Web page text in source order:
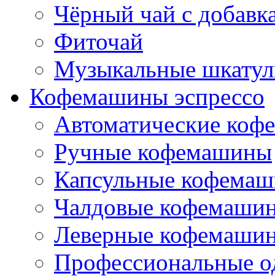
Чёрный чай с
Фиточай
Музыкальные
Кофемашины эспрессо
Автоматические
Ручные кофемашины
Капсульные
Чалдовые
Леверные
Профессиональные